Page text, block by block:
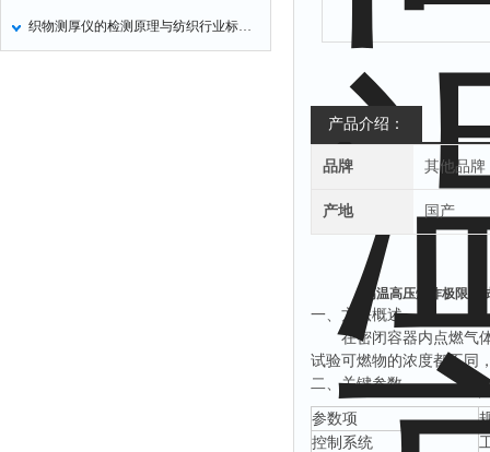
织物测厚仪的检测原理与纺织行业标准化应用
产品介绍：
品牌 其他品牌
产地 国产
高温高压爆炸极限测
‌一、 方法概述
在密闭容器内点燃气
试验可燃物的浓度都不同
‌二、关键参数
‌参数项‌
控制系统